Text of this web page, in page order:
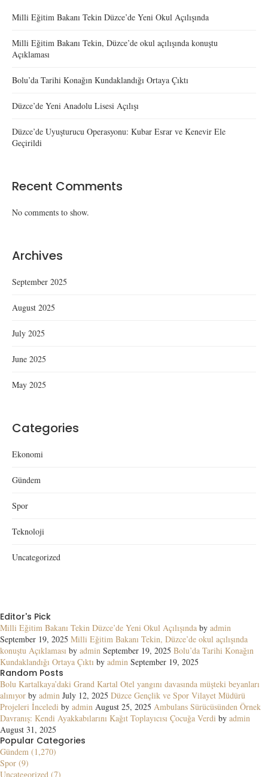
Milli Eğitim Bakanı Tekin Düzce’de Yeni Okul Açılışında
Milli Eğitim Bakanı Tekin, Düzce’de okul açılışında konuştu
Açıklaması
Bolu’da Tarihi Konağın Kundaklandığı Ortaya Çıktı
Düzce’de Yeni Anadolu Lisesi Açılışı
Düzce’de Uyuşturucu Operasyonu: Kubar Esrar ve Kenevir Ele
Geçirildi
Recent Comments
No comments to show.
Archives
September 2025
August 2025
July 2025
June 2025
May 2025
Categories
Ekonomi
Gündem
Spor
Teknoloji
Uncategorized
Editor's Pick
Milli Eğitim Bakanı Tekin Düzce’de Yeni Okul Açılışında by admin
September 19, 2025 Milli Eğitim Bakanı Tekin, Düzce’de okul açılışında
konuştu Açıklaması by admin September 19, 2025 Bolu’da Tarihi Konağın
Kundaklandığı Ortaya Çıktı by admin September 19, 2025
Random Posts
Bolu Kartalkaya’daki Grand Kartal Otel yangını davasında müşteki beyanları
alınıyor by admin July 12, 2025 Düzce Gençlik ve Spor Vilayet Müdürü
Projeleri İnceledi by admin August 25, 2025 Ambulans Sürücüsünden Örnek
Davranış: Kendi Ayakkabılarını Kağıt Toplayıcısı Çocuğa Verdi by admin
August 31, 2025
Popular Categories
Gündem (1,270)
Spor (9)
Uncategorized (7)